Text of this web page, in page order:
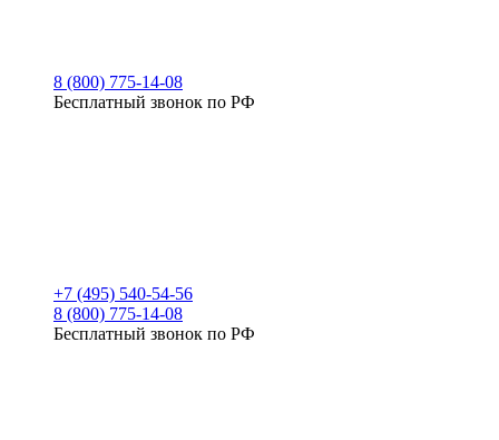
8 (800) 775-14-08
Бесплатный звонок по РФ
+7 (495) 540-54-56
8 (800) 775-14-08
Бесплатный звонок по РФ